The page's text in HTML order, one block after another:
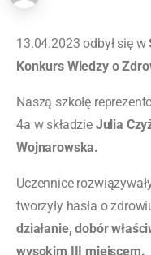
13.04.2023 odbył się w
Konkurs Wiedzy o
Naszą szkołę
4a w składzie Julia
Wojnarowska.
Uczennice
tworzyły hasła o
działanie, dobór
wysokim III miejscem.